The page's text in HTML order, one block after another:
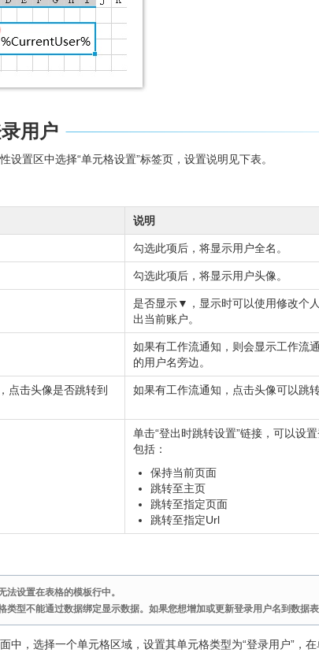
用户
设置区中选择“单元格设置”标签页，设置说明见下表。
说明
勾选此项后，将显示用户全名。
勾选此项后，将显示用户头像。
是否显示▼，显示时可以使用修改个
出当前账户。
如果有工作流通知，则会显示工作流
的用户名旁边。
点击头像是否跳转到
如果有工作流通知，点击头像可以跳
单击“登出时跳转设置”链接，可以设
包括：
保持当前页面
跳转至主页
跳转至指定页面
跳转至指定Url
法设置在表格的模板行中。
类型不能通过数据绑定显示数据。如果您想增加或更新登录用户名到数据
中，选择一个单元格区域，设置其单元格类型为“登录用户”，